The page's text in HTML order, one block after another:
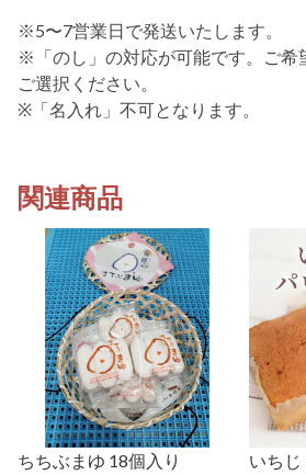
※5〜7営業日で発送いたします。
※「のし」の対応が可能です。ご希
ご選択ください。
※「名入れ」不可となります。
関連商品
ちちぶまゆ 18個入り
いち